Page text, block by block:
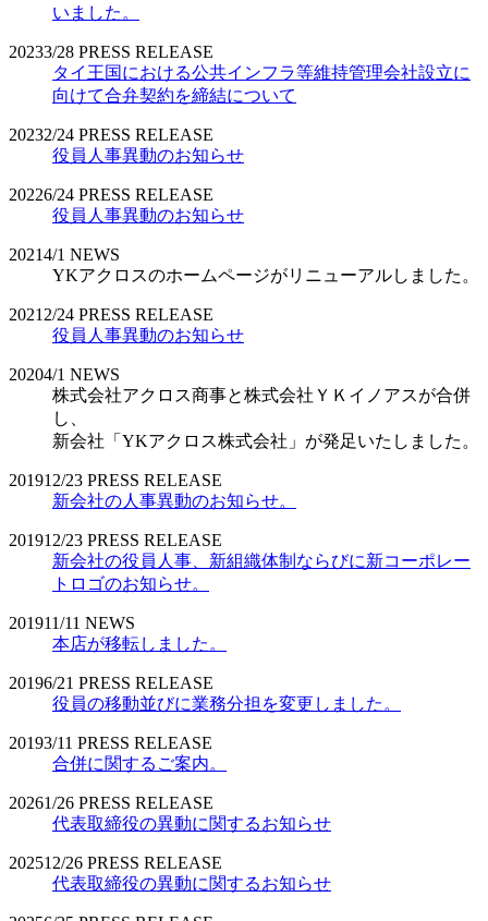
いました。
20233/28 PRESS RELEASE
タイ王国における公共インフラ等維持管理会社設立に
向けて合弁契約を締結について
20232/24 PRESS RELEASE
役員人事異動のお知らせ
20226/24 PRESS RELEASE
役員人事異動のお知らせ
20214/1 NEWS
YKアクロスのホームページがリニューアルしました。
2021 2/24 PRESS RELEASE
役員人事異動のお知らせ
20204/1 NEWS
株式会社アクロス商事と株式会社ＹＫイノアスが合併
し、
新会社「YKアクロス株式会社」が発足いたしました。
201912/23 PRESS RELEASE
新会社の人事異動のお知らせ。
201912/23 PRESS RELEASE
新会社の役員人事、新組織体制ならびに新コーポレー
トロゴのお知らせ。
201911/11 NEWS
本店が移転しました。
20196/21 PRESS RELEASE
役員の移動並びに業務分担を変更しました。
20193/11 PRESS RELEASE
合併に関するご案内。
20261/26 PRESS RELEASE
代表取締役の異動に関するお知らせ
202512/26 PRESS RELEASE
代表取締役の異動に関するお知らせ